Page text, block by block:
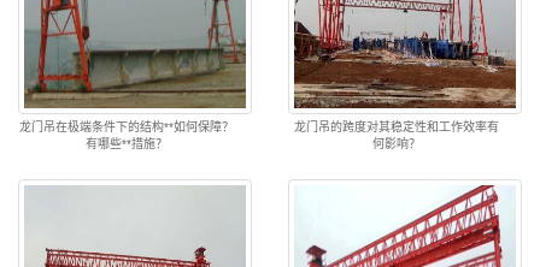
龙门吊在极端条件下的结构**如何保障？
有哪些**措施？
龙门吊的跨度对其稳定性和工作效率有
何影响？